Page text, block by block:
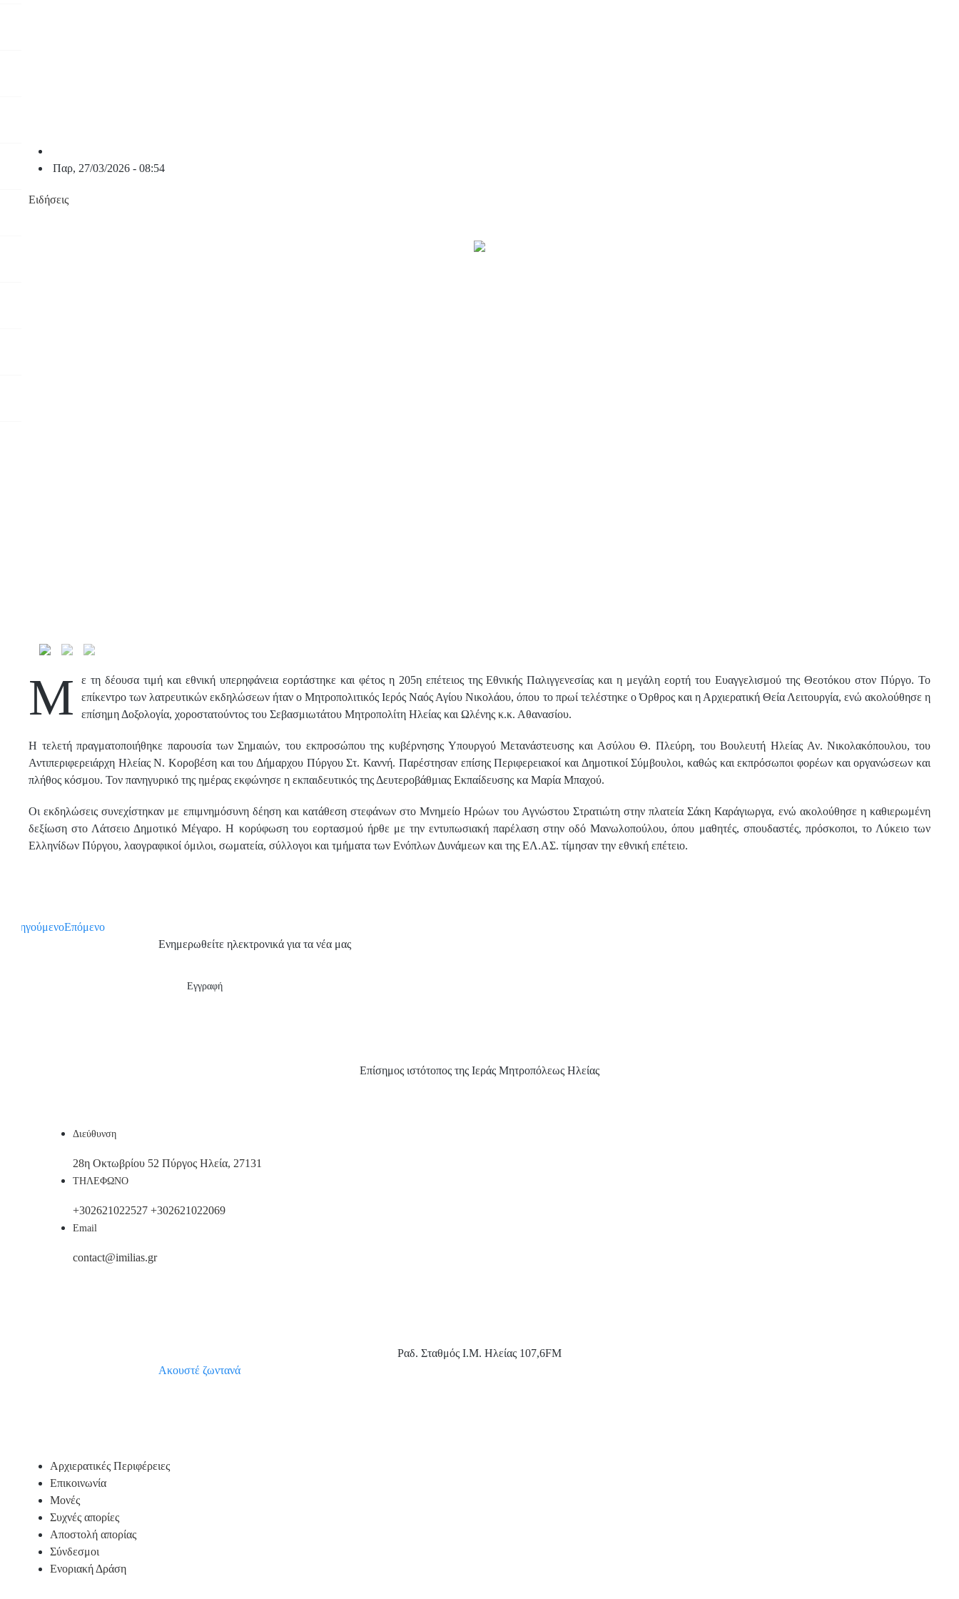
Παρ, 27/03/2026 - 08:54
Ειδήσεις
Μ
ε τη δέουσα τιμή και εθνική υπερηφάνεια εορτάστηκε και φέτος η 205η επέτειος της Εθνικής Παλιγγενεσίας και η μεγάλη εορτή του Ευαγγελισμού της Θεοτόκου στον Πύργο. Το
επίκεντρο των λατρευτικών εκδηλώσεων ήταν ο Μητροπολιτικός Ιερός Ναός Αγίου Νικολάου, όπου το πρωί τελέστηκε ο Όρθρος και η Αρχιερατική Θεία Λειτουργία, ενώ ακολούθησε η
επίσημη Δοξολογία, χοροστατούντος του Σεβασμιωτάτου Μητροπολίτη Ηλείας και Ωλένης κ.κ. Αθανασίου.
​Η τελετή πραγματοποιήθηκε παρουσία των Σημαιών, του εκπροσώπου της κυβέρνησης Υπουργού Μετανάστευσης και Ασύλου Θ. Πλεύρη, του Βουλευτή Ηλείας Αν. Νικολακόπουλου, του
Αντιπεριφερειάρχη Ηλείας Ν. Κοροβέση και του Δήμαρχου Πύργου Στ. Καννή. Παρέστησαν επίσης Περιφερειακοί και Δημοτικοί Σύμβουλοι, καθώς και εκπρόσωποι φορέων και οργανώσεων και
πλήθος κόσμου. Τον πανηγυρικό της ημέρας εκφώνησε η εκπαιδευτικός της Δευτεροβάθμιας Εκπαίδευσης κα Μαρία Μπαχού.
​Οι εκδηλώσεις συνεχίστηκαν με επιμνημόσυνη δέηση και κατάθεση στεφάνων στο Μνημείο Ηρώων του Αγνώστου Στρατιώτη στην πλατεία Σάκη Καράγιωργα, ενώ ακολούθησε η καθιερωμένη
δεξίωση στο Λάτσειο Δημοτικό Μέγαρο. Η κορύφωση του εορτασμού ήρθε με την εντυπωσιακή παρέλαση στην οδό Μανωλοπούλου, όπου μαθητές, σπουδαστές, πρόσκοποι, το Λύκειο των
Ελληνίδων Πύργου, λαογραφικοί όμιλοι, σωματεία, σύλλογοι και τμήματα των Ενόπλων Δυνάμεων και της ΕΛ.ΑΣ. τίμησαν την εθνική επέτειο.
ΠροηγούμενοΕπόμενο
Ενημερωθείτε ηλεκτρονικά για τα νέα μας
Εγγραφή
Επίσημος ιστότοπος της Ιεράς Μητροπόλεως Ηλείας
Διεύθυνση
28η Οκτωβρίου 52 Πύργος Ηλεία, 27131
ΤΗΛΕΦΩΝΟ
+302621022527 +302621022069
Email
contact@imilias.gr
Ραδ. Σταθμός Ι.Μ. Ηλείας 107,6FM
Aκουστέ ζωντανά
Αρχιερατικές Περιφέρειες
Επικοινωνία
Μονές
Συχνές απορίες
Αποστολή απορίας
Σύνδεσμοι
Ενοριακή Δράση